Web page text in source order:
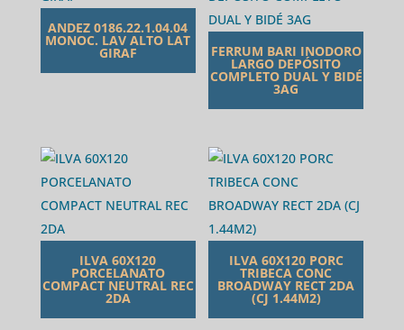
ANDEZ 0186.22.1.04.04
MONOC. LAV ALTO LAT
GIRAF FERRUM BARI INODORO
LARGO DEPÓSITO
COMPLETO DUAL Y BIDÉ
3AG
ILVA 60X120
PORCELANATO
COMPACT NEUTRAL REC
2DA
ILVA 60X120 PORC
TRIBECA CONC
BROADWAY RECT 2DA
(CJ 1.44M2)